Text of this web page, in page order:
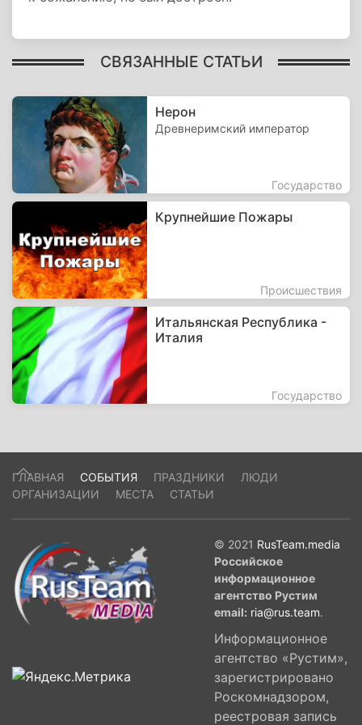
СВЯЗАННЫЕ СТАТЬИ
Нерон
Древнеримский император
Государство
Крупнейшие Пожары
Происшествия
Итальянская Республика -
Италия
Государство
ГЛАВНАЯ СОБЫТИЯ ПРАЗДНИКИ
ЛЮДИ
ОРГАНИЗАЦИИ
МЕСТА СТАТЬИ
© 2021 RusTeam.media
Российское
информационное
агентство Рустим
email: ria@rus.team.
Информационное
агентство «Рустим»,
зарегистрировано
Роскомнадзором,
реестровая запись